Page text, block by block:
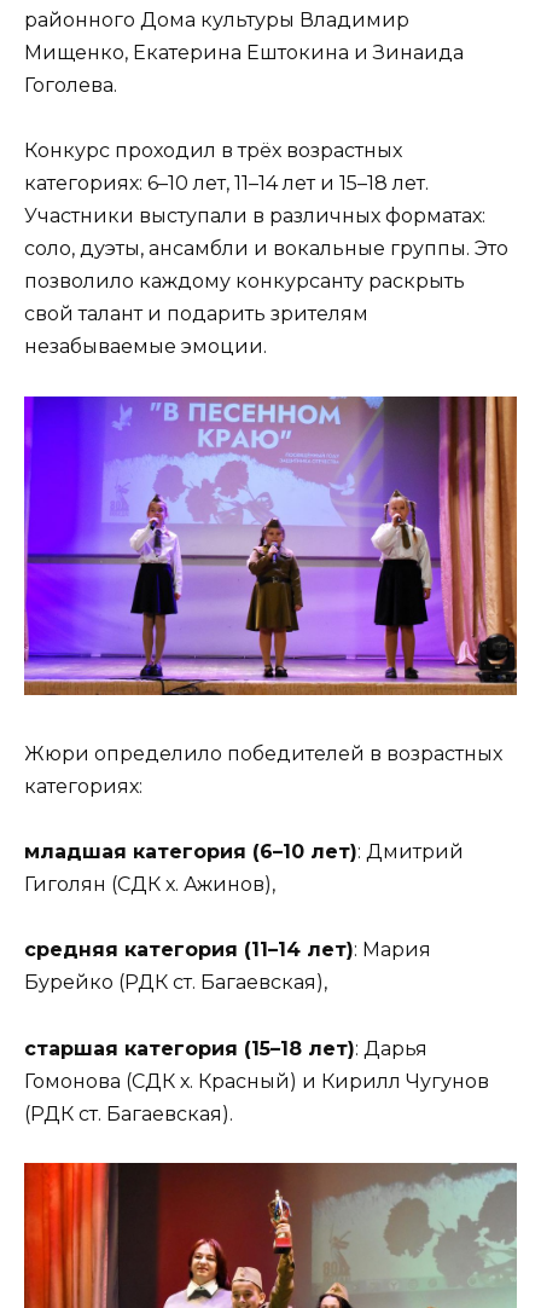
районного Дома культуры Владимир
Мищенко, Екатерина Ештокина и Зинаида
Гоголева.
Конкурс проходил в трёх возрастных
категориях: 6–10 лет, 11–14 лет и 15–18 лет.
Участники выступали в различных форматах:
соло, дуэты, ансамбли и вокальные группы. Это
позволило каждому конкурсанту раскрыть
свой талант и подарить зрителям
незабываемые эмоции.
Жюри определило победителей в возрастных
категориях:
младшая категория (6–10 лет): Дмитрий
Гиголян (СДК х. Ажинов),
средняя категория (11–14 лет): Мария
Бурейко (РДК ст. Багаевская),
старшая категория (15–18 лет): Дарья
Гомонова (СДК х. Красный) и Кирилл Чугунов
(РДК ст. Багаевская).